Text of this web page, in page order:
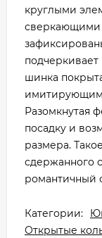
круглыми
сверкающими
шинка
имитирующим
Разомкнутая
посадку и
размера.
сдержанного
романтичный
Категории:
Открытые